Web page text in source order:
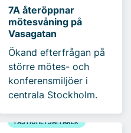
7A återöppnar
mötesvåning på
Vasagatan
Ökand efterfrågan på
större mötes- och
konferensmiljöer i
centrala Stockholm.
FASTIGHETSAFFÄRER